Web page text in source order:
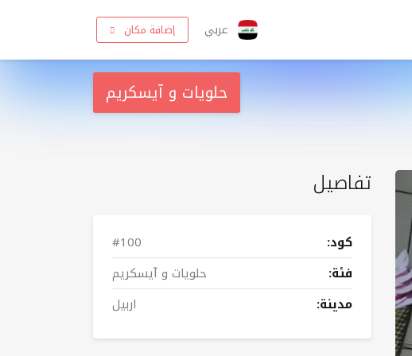
عربي إضافة مكان
حلويات و آيسكريم
تفاصيل
كود:
#100
فئة:
حلويات و آيسكريم
مدينة:
اربيل